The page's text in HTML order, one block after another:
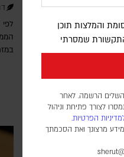
והמלצות תוכן
שמסרתי
הרשמה. לאחר
לצורך פתיחת וניהול
הפרטיות.
מרצונך ואת הסכמתך
שערך הפנטגון
באלומיניום בטוהר
למשבר